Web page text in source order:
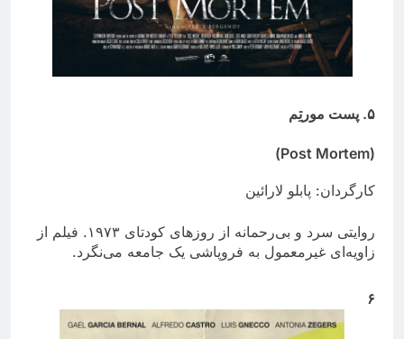
۵. پست مورتِم
(Post Mortem)
کارگردان: پابلو لارائین
روایتی سرد و بی‌رحمانه از روزهای کودتای ۱۹۷۳. فیلم از
زاویه‌ای غیرمعمول به فروپاشی یک جامعه می‌نگرد.
۶